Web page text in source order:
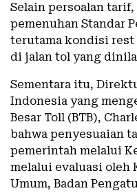
Selain persoalan
pemenuhan Standar
terutama kondisi rest
di jalan tol yang
Sementara itu,
Indonesia yang
Besar Toll (BTB),
bahwa penyesuaian
pemerintah melalui
melalui evaluasi oleh
Umum, Badan